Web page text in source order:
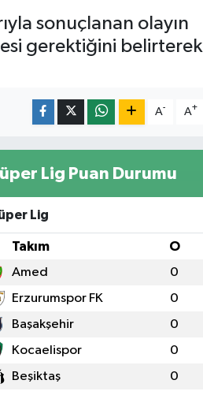
sonuçlanan olayın
gerektiğini belirterek
A- A+
Lig Puan Durumu
Lig
Takım O
Amed 0
Erzurumspor FK 0
Başakşehir 0
Kocaelispor 0
Beşiktaş 0